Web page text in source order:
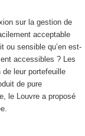
sur la gestion de
acceptable
ou sensible qu’en est-
accessibles ? Les
de leur portefeuille
de pure
le Louvre a proposé